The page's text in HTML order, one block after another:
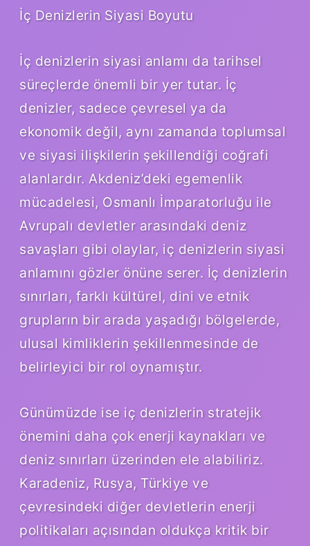
İç Denizlerin Siyasi Boyutu
İç denizlerin siyasi anlamı da tarihsel
süreçlerde önemli bir yer tutar. İç
denizler, sadece çevresel ya da
ekonomik değil, aynı zamanda toplumsal
ve siyasi ilişkilerin şekillendiği coğrafi
alanlardır. Akdeniz’deki egemenlik
mücadelesi, Osmanlı İmparatorluğu ile
Avrupalı devletler arasındaki deniz
savaşları gibi olaylar, iç denizlerin siyasi
anlamını gözler önüne serer. İç denizlerin
sınırları, farklı kültürel, dini ve etnik
grupların bir arada yaşadığı bölgelerde,
ulusal kimliklerin şekillenmesinde de
belirleyici bir rol oynamıştır.
Günümüzde ise iç denizlerin stratejik
önemini daha çok enerji kaynakları ve
deniz sınırları üzerinden ele alabiliriz.
Karadeniz, Rusya, Türkiye ve
çevresindeki diğer devletlerin enerji
politikaları açısından oldukça kritik bir